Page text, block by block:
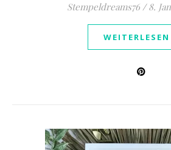
Stempeldreams76 / 8.
WEITERLESEN